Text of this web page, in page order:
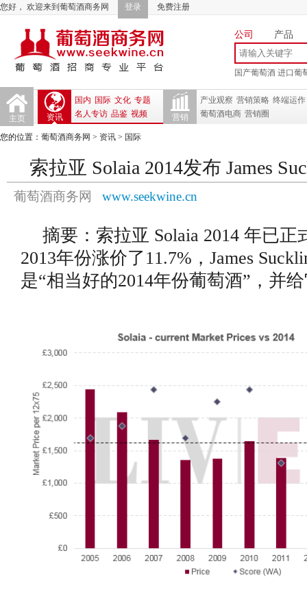
您好， 欢迎来到葡萄酒商务网 登录 免费注册
公司 产品
国产葡萄酒 进口葡
主页 资讯
国内 国际 文化 专题
名人专访 品鉴 视频 营销
产业观察 营销策略 终端运作
葡萄酒电商 营销圈
您的位置： 葡萄酒商务网 > 资讯 > 国际
索拉亚 Solaia 2014发布 James
葡萄酒商务网 www.seekwine.cn
摘要：索拉亚 Solaia 2014 年已正
2013年份涨价了11.7%，James
是“相当好的2014年份葡萄酒”，并